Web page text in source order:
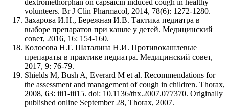
dextromethorphan on capsaicin induced cough in healthy
volunteers. Br J Clin Pharmacol, 2014, 78(6): 1272-1280.
Захарова И.Н., Бережная И.В. Тактика педиатра в
выборе препаратов при кашле у детей. Медицинский
совет, 2016, 16: 154-160.
Колосова Н.Г. Шаталина Н.И. Противокашлевые
препараты в практике педиатра. Медицинский совет,
2017, 9: 76-79.
Shields M, Bush A, Everard M et al. Recommendations for
the assessment and management of cough in children. Thorax,
2008, 63: iii1-iii15. doi: 10.1136/thx.2007.077370. Originally
published online September 28, Thorax, 2007.